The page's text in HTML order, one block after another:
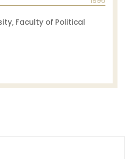
Faculty of Political